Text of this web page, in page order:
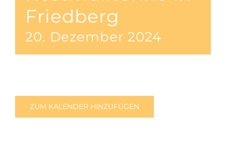
Friedberg
20. Dezember 2024
ZUM KALENDER HINZUFÜGEN